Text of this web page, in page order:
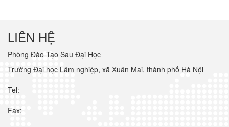
LIÊN HỆ
Phòng Đào Tạo Sau Đại Học
Trường Đại học Lâm nghiệp, xã Xuân Mai, thành phố Hà Nội
Tel:
Fax: